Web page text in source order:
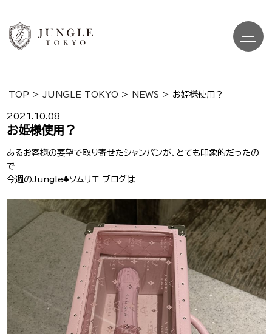
Recruit Cast
Recruit Staff スタッフ求人
Shop Info 店舗一覧
J-Tokyo
Entertainment
プロダクション事業
TOP > JUNGLE TOKYO > NEWS > お姫様使用？
2021.10.08
お姫様使用？
あるお客様の要望で取り寄せたシャンパンが、とても印象的だったの
で
今週のJungle♣ソムリエ ブログは